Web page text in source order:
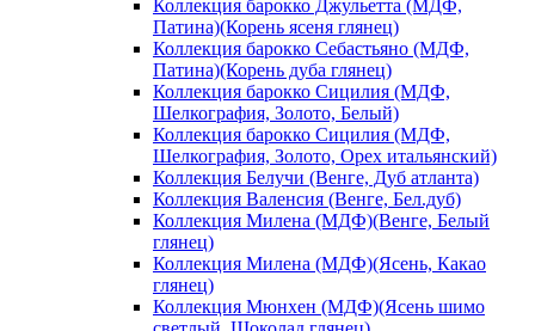
Коллекция барокко Джульетта (МДФ,
Патина)(Корень ясеня глянец)
Коллекция барокко Себастьяно (МДФ,
Патина)(Корень дуба глянец)
Коллекция барокко Сицилия (МДФ,
Шелкография, Золото, Белый)
Коллекция барокко Сицилия (МДФ,
Шелкография, Золото, Орех итальянский)
Коллекция Белучи (Венге, Дуб атланта)
Коллекция Валенсия (Венге, Бел.дуб)
Коллекция Милена (МДФ)(Венге, Белый
глянец)
Коллекция Милена (МДФ)(Ясень, Какао
глянец)
Коллекция Мюнхен (МДФ)(Ясень шимо